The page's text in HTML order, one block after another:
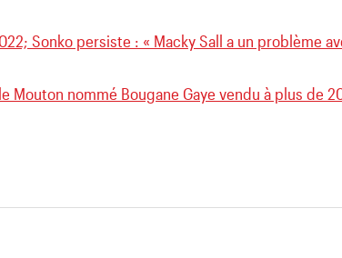
Sonko persiste : « Macky Sall a un problème
Mouton nommé Bougane Gaye vendu à plus de